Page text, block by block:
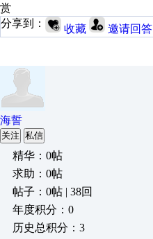
赏
分享到：
收藏 邀请回答
海誓
关注 私信
精华：0帖
求助：0帖
帖子：0帖 | 38回
年度积分：0
历史总积分：3